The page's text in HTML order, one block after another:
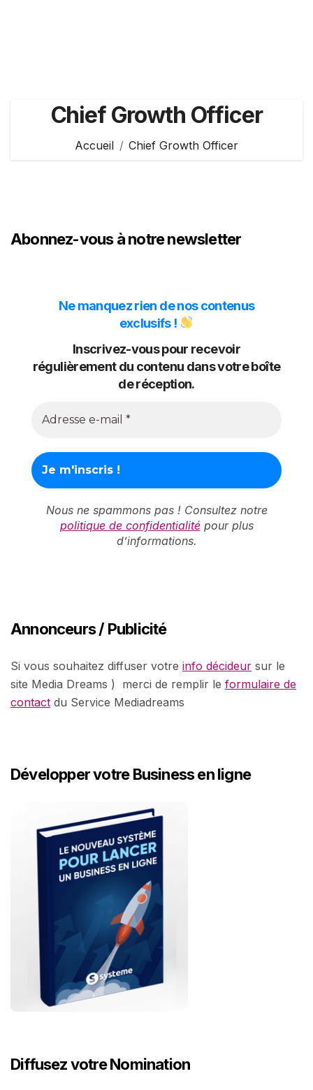
Chief Growth Officer
Accueil Chief Growth Officer
Abonnez-vous à notre newsletter
Ne manquez rien de nos contenus
exclusifs !
Inscrivez-vous pour recevoir
régulièrement du contenu dans votre boîte
de réception.
Nous ne spammons pas ! Consultez notre
politique de confidentialitépour plus
d’informations.
Annonceurs / Publicité
Si vous souhaitez diffuser votre info décideur sur le
site Media Dreams ) merci de remplir le formulaire de
contact du Service Mediadreams
Développer votre Business en ligne
Diffusez votre Nomination